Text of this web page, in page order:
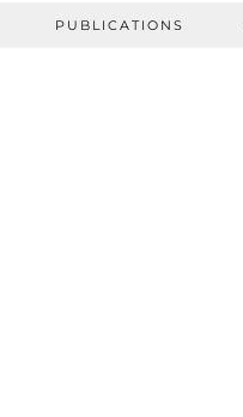
PUBLICATIONS